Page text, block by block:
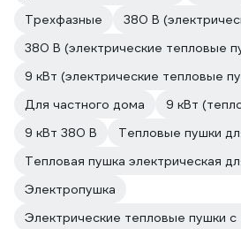
Трехфазные
380 В
380 В (электрические тепловые
9 кВт (электрические тепловые
Для частного дома
9 кВт
9 кВт 380 В
Тепловые пушки
Тепловая пушка электрическая
Электропушка
Электрические тепловые пушки